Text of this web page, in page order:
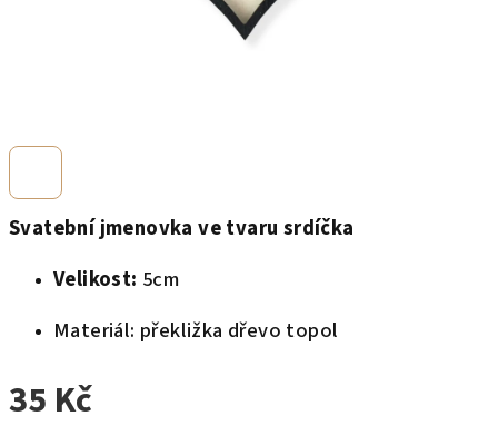
Svatební jmenovka ve tvaru srdíčka
Velikost: 5cm
Materiál: překližka dřevo topol
35 Kč